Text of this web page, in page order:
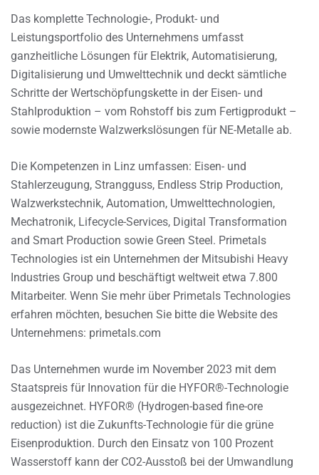
Das komplette Technologie-, Produkt- und
Leistungsportfolio des Unternehmens umfasst
ganzheitliche Lösungen für Elektrik, Automatisierung,
Digitalisierung und Umwelttechnik und deckt sämtliche
Schritte der Wertschöpfungskette in der Eisen- und
Stahlproduktion – vom Rohstoff bis zum Fertigprodukt –
sowie modernste Walzwerkslösungen für NE-Metalle ab.
Die Kompetenzen in Linz umfassen: Eisen- und
Stahlerzeugung, Strangguss, Endless Strip Production,
Walzwerkstechnik, Automation, Umwelttechnologien,
Mechatronik, Lifecycle-Services, Digital Transformation
and Smart Production sowie Green Steel. Primetals
Technologies ist ein Unternehmen der Mitsubishi Heavy
Industries Group und beschäftigt weltweit etwa 7.800
Mitarbeiter. Wenn Sie mehr über Primetals Technologies
erfahren möchten, besuchen Sie bitte die Website des
Unternehmens: primetals.com
Das Unternehmen wurde im November 2023 mit dem
Staatspreis für Innovation für die HYFOR®-Technologie
ausgezeichnet. HYFOR® (Hydrogen-based fine-ore
reduction) ist die Zukunfts-Technologie für die grüne
Eisenproduktion. Durch den Einsatz von 100 Prozent
Wasserstoff kann der CO2-Ausstoß bei der Umwandlung